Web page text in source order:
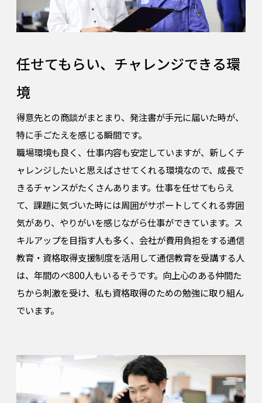
任せてもらい、チャレンジできる環
境
得意先との商談がまとまり、発注書が手元に届いた時が、
特に手ごたえを感じる瞬間です。
職場環境も良く、仕事内容も安定していますが、新しくチ
ャレンジしたいと思えばさせてくれる環境なので、成長で
きるチャンスがたくさんあります。仕事を任せてもらえ
て、課題に気づいた時には周囲がサポートしてくれる雰囲
気があり、やりがいを感じながら仕事ができています。ス
キルアップを目指す人も多く、会社が費用負担をする通信
教育・資格取得支援制度を活用して通信教育を受講する人
は、年間のべ800人もいるそうです。向上心のある仲間た
ちから刺激を受け、私も資格取得のための勉強に取り組ん
でいます。